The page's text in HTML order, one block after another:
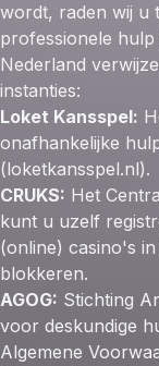
wordt, raden wij u
professionele
Nederland
instanties:
Loket Kansspel:
onafhankelijke
(loketkansspel.nl).
CRUKS: Het
kunt u uzelf
(online) casino's
blokkeren.
AGOG: Stichting
voor deskundige
Algemene